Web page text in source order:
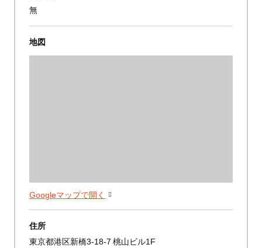
無
地図
Googleマップで開く
住所
東京都港区新橋3-18-7 桃山ビル1F